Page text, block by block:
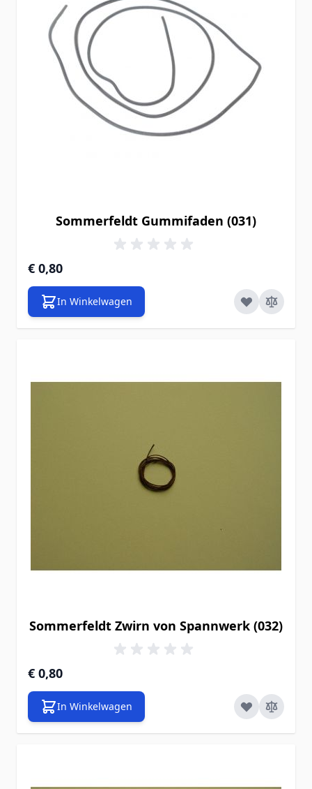
Sommerfeldt Gummifaden (031)
€ 0,80
In Winkelwagen
Sommerfeldt Zwirn von Spannwerk (032)
€ 0,80
In Winkelwagen